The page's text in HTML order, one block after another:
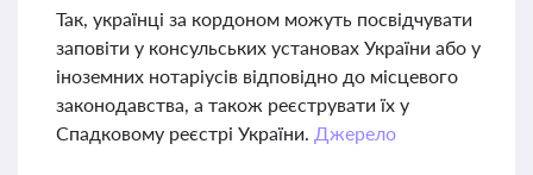
Так, українці за кордоном можуть посвідчувати
заповіти у консульських установах України або у
іноземних нотаріусів відповідно до місцевого
законодавства, а також реєструвати їх у
Спадковому реєстрі України. Джерело